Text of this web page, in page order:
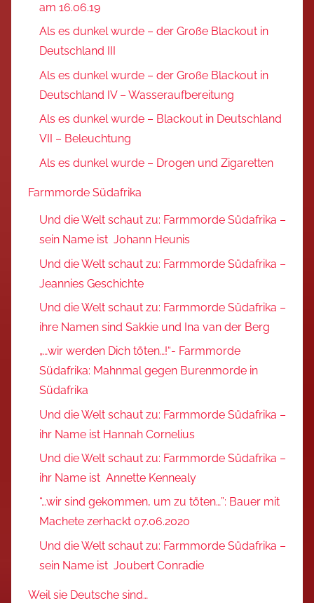
am 16.06.19
Als es dunkel wurde – der Große Blackout in
Deutschland III
Als es dunkel wurde – der Große Blackout in
Deutschland IV – Wasseraufbereitung
Als es dunkel wurde – Blackout in Deutschland
VII – Beleuchtung
Als es dunkel wurde – Drogen und Zigaretten
Farmmorde Südafrika
Und die Welt schaut zu: Farmmorde Südafrika –
sein Name ist Johann Heunis
Und die Welt schaut zu: Farmmorde Südafrika –
Jeannies Geschichte
Und die Welt schaut zu: Farmmorde Südafrika –
ihre Namen sind Sakkie und Ina van der Berg
„…wir werden Dich töten…!“- Farmmorde
Südafrika: Mahnmal gegen Burenmorde in
Südafrika
Und die Welt schaut zu: Farmmorde Südafrika –
ihr Name ist Hannah Cornelius
Und die Welt schaut zu: Farmmorde Südafrika –
ihr Name ist Annette Kennealy
“…wir sind gekommen, um zu töten…”: Bauer mit
Machete zerhackt 07.06.2020
Und die Welt schaut zu: Farmmorde Südafrika –
sein Name ist Joubert Conradie
Weil sie Deutsche sind…